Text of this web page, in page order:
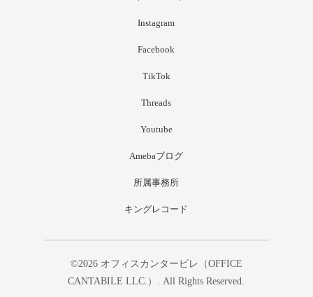
Instagram
Facebook
TikTok
Threads
Youtube
Amebaブログ
所属事務所
キングレコード
©2026 オフィスカンタービレ（OFFICE
CANTABILE LLC.）
. All Rights Reserved.